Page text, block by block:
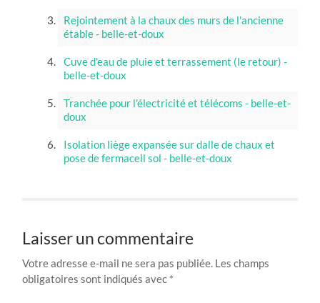
Rejointement à la chaux des murs de l'ancienne
étable - belle-et-doux
Cuve d'eau de pluie et terrassement (le retour) -
belle-et-doux
Tranchée pour l'électricité et télécoms - belle-et-
doux
Isolation liège expansée sur dalle de chaux et
pose de fermacell sol - belle-et-doux
Laisser un commentaire
Votre adresse e-mail ne sera pas publiée. Les champs
obligatoires sont indiqués avec *